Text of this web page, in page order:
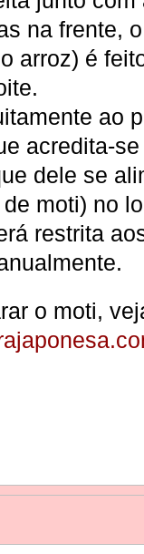
na frente,
arroz) é
ao
acredita-
dele se
moti) no
restrita
o moti,